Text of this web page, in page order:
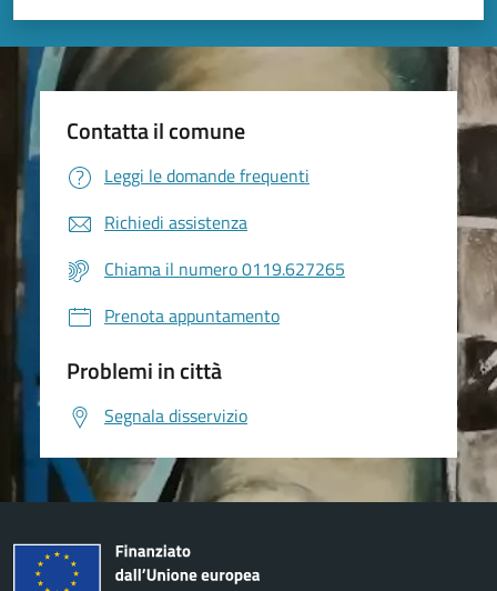
Valuta 5 stelle su 5
Valuta 4 stelle su 5
Valuta 3 stelle su 5
Valuta 2 stelle su 5
Valuta 1 stelle su 5
Contatta il comune
Leggi le domande frequenti
Richiedi assistenza
Chiama il numero 0119.627265
Prenota appuntamento
Problemi in città
Segnala disservizio